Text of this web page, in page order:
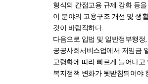
형식의 간접고용 규제 강화 등
이 분야의 고용구조 개선 및 생
것이 바람직하다.
다음으로 입법 및 일반정부행
공공사회서비스업에서 저임금
고령화에 따라 빠르게 늘어나
복지정책 변화가 뒷받침되어야